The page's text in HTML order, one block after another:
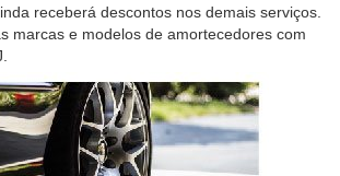
receberá descontos nos demais serviços.
marcas e modelos de amortecedores com